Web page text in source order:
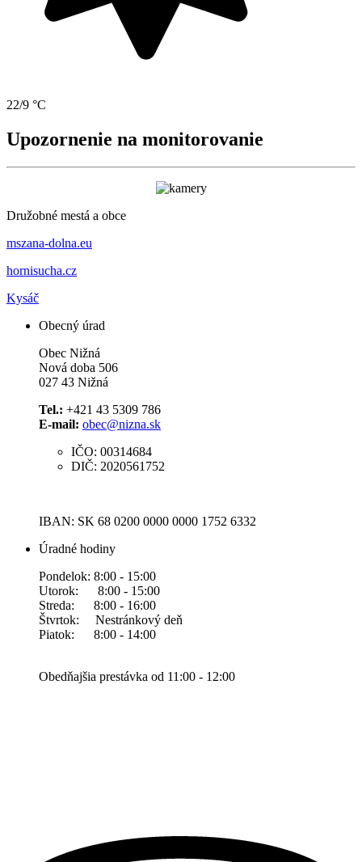
22/9 °C
Upozornenie na monitorovanie
Družobné mestá a obce
mszana-dolna.eu
hornisucha.cz
Kysáč
Obecný úrad
Obec Nižná
Nová doba 506
027 43 Nižná
Tel.: +421 43 5309 786
E-mail: obec@nizna.sk
IČO: 00314684
DIČ: 2020561752
IBAN: SK 68 0200 0000 0000 1752 6332
Úradné hodiny
Pondelok: 8:00 - 15:00
Utorok: 8:00 - 15:00
Streda: 8:00 - 16:00
Štvrtok: Nestránkový deň
Piatok: 8:00 - 14:00
Obedňajšia prestávka od 11:00 - 12:00